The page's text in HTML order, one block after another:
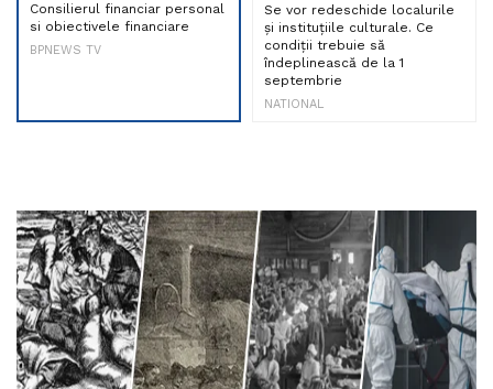
Consilierul financiar personal
si obiectivele financiare
BPNEWS TV
Se vor redeschide localurile
și instituțiile culturale. Ce
condiții trebuie să
îndeplinească de la 1
septembrie
NATIONAL